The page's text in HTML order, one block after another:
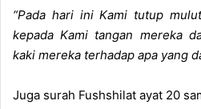
“Pada hari ini Kami tutup
kepada Kami tangan mereka
kaki mereka terhadap apa yang
Juga surah Fushshilat ayat 20